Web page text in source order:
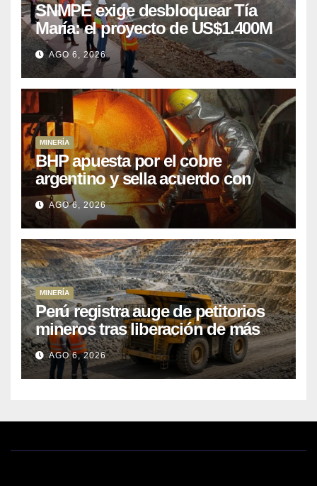
SNMPE exige desbloquear Tía
María: el proyecto de US$1.400M
que Perú lleva 15 años
posponiendo
AGO 6, 2026
MINERÍA
BHP apuesta por el cobre
argentino y sella acuerdo con
Kobrea para siete proyecto
AGO 6, 2026
MINERÍA
Perú registra auge de petitorios
mineros tras liberación de más
de mil concesiones para explorar
cobre y oro
AGO 6, 2026